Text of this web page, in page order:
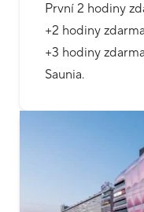
První 2 hodiny
+2 hodiny
+3 hodiny
Saunia.